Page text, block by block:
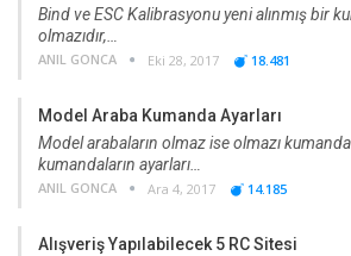
Bind ve ESC Kalibrasyonu yeni alınmış bir
olmazıdır,…
ANIL GONCA Eki 28, 2017 18.481
Model Araba Kumanda Ayarları
Model arabaların olmaz ise olmazı
kumandaların ayarları…
ANIL GONCA Ara 4, 2017 14.185
Alışveriş Yapılabilecek 5 RC Sitesi